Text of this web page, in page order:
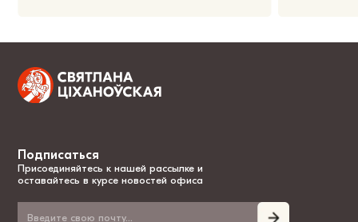
Подписаться
Присоединяйтесь к нашей рассылке и
оставайтесь в курсе новостей офиса